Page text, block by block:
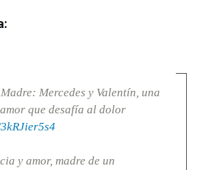
Mercedes y Valentín, una
que desafía al dolor
y amor, madre de un